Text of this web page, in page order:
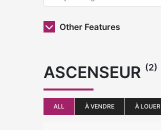
Other Features
ASCENSEUR (2)
ALL À VENDRE À LOUER